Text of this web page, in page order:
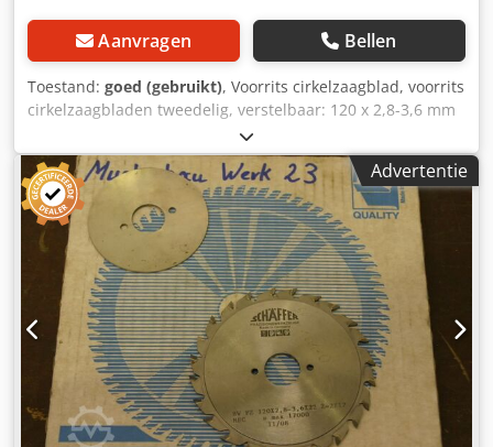
Aanvragen Bellen
Toestand: goed (gebruikt), Voorrits cirkelzaagblad, voorrits
cirkelzaagbladen tweedelig, verstelbaar: 120 x 2,8-3,6 mm
voor het voorritsen van plaatmaterialen, laminaat, ...
voorzien van hardmetalen tanden gewicht: 0,3 kg Dsdpfsb
D I A Hex Ab Rock
Advertentie